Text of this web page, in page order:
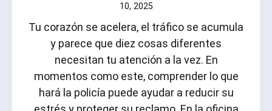
10, 2025
Tu corazón se acelera, el tráfico se acumula
y parece que diez cosas diferentes
necesitan tu atención a la vez. En
momentos como este, comprender lo que
hará la policía puede ayudar a reducir su